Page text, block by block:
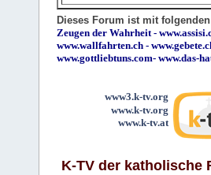
Dieses Forum ist mit
Zeugen der Wahrheit-
www.wallfahrten.ch -
www.gottliebtuns.com- www.das-
www3.k-tv.org
www.k-tv.org
www.k-tv.at
K-TV der katholische